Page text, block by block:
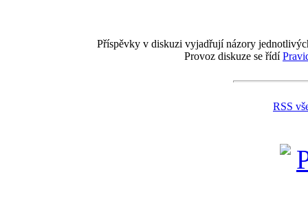
Příspěvky v diskuzi vyjadřují názory
Provoz diskuze se řídí
RSS